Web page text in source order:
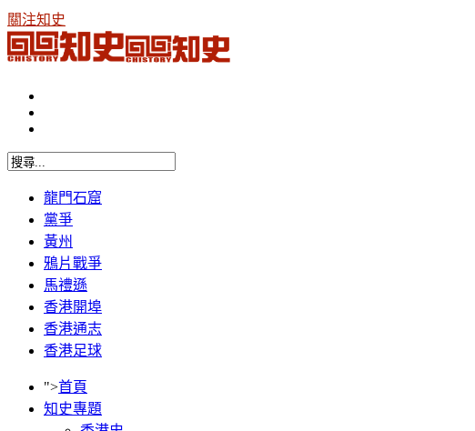
關注知史
龍門石窟
黨爭
黃州
鴉片戰爭
馬禮遜
香港開埠
香港通志
香港足球
">首頁
知史專題